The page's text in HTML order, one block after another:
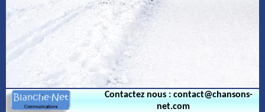
Contactez nous : contact@chansons-
net.com